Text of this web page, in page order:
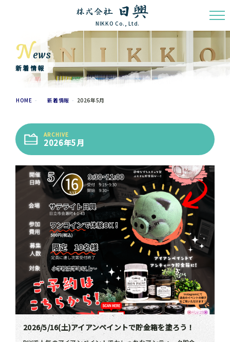
NIKKO Co., Ltd.
News
新着情報
HOME 新着情報 2026年5月
ARCHIVE
2026年5月
2026/5/16(土)アイアンペイントで貯金箱を塗ろう！